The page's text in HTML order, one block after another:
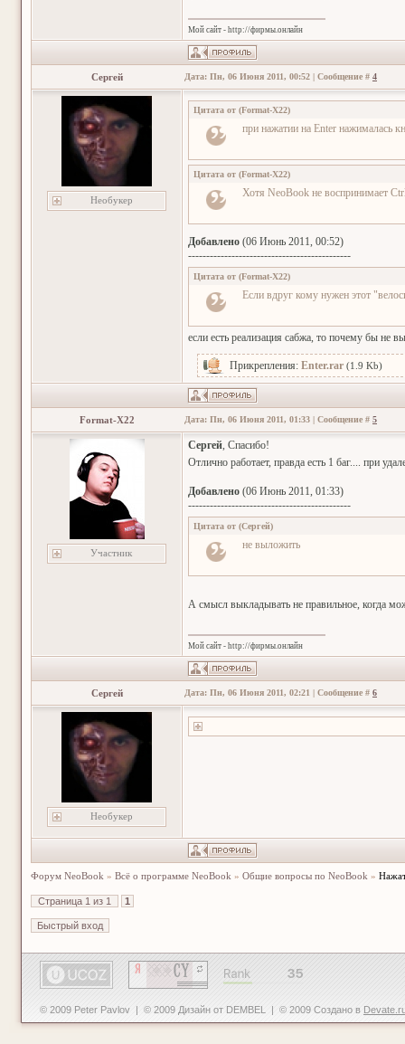
Мой сайт - http://фирмы.онлайн
Сергей Дата: Пн, 06 Июня 2011, 00:52 | Сообщение # 4
Необукер
Цитата от (Format-X22)
при нажатии на Enter нажималась
Цитата от (Format-X22)
Хотя NeoBook не воспринимает
Добавлено (06 Июнь 2011, 00:52)
---------------------------------------------
Цитата от (Format-X22)
Если вдруг кому нужен этот
если есть реализация сабжа, то почему бы не
Прикрепления: Enter.rar (1.9 Kb)
Format-X22 Дата: Пн, 06 Июня 2011, 01:33 | Сообщение # 5
Участник
Сергей, Спасибо!
Отлично работает, правда есть 1 баг.... при
Добавлено (06 Июнь 2011, 01:33)
---------------------------------------------
Цитата от (Сергей)
не выложить
А смысл выкладывать не правильное, когда
Мой сайт - http://фирмы.онлайн
Сергей Дата: Пн, 06 Июня 2011, 02:21 | Сообщение # 6
Необукер
Форум NeoBook » Всё о программе NeoBook » Общие вопросы по NeoBook »
Страница 1 из 1 1
© 2009 Peter Pavlov | © 2009 Дизайн от DEMBEL | © 2009 Создано в